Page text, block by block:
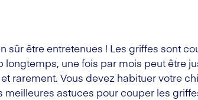
sûr être entretenues ! Les griffes sont
une fois par mois peut être
rarement. Vous devez habituer votre
meilleures astuces pour couper les